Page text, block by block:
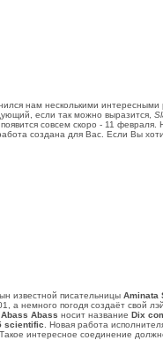
нам несколькими
если так можно выразится,
совсем скоро - 11
создана для Вас. Если Вы
известной писательницы Aminata
а немного погодя создаёт свой
Abass Abass носит название Dix
scientific . Новая работа
интересное соединение